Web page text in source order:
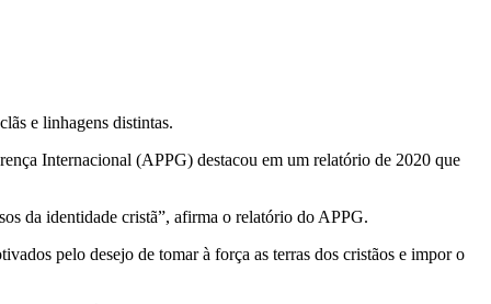
e linhagens distintas.
Internacional (APPG) destacou em um relatório de 2020 que
da identidade cristã”, afirma o relatório do APPG.
pelo desejo de tomar à força as terras dos cristãos e impor o